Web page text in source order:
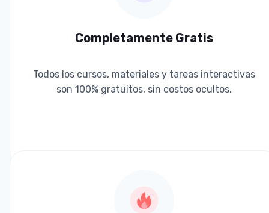
Completamente Gratis
Todos los cursos, materiales y tareas interactivas
son 100% gratuitos, sin costos ocultos.